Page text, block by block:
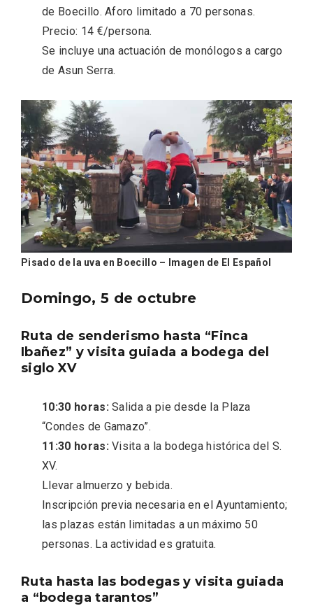
de Boecillo. Aforo limitado a 70 personas.
Precio: 14 €/persona.
Se incluye una actuación de monólogos a cargo
de Asun Serra.
Pisado de la uva en Boecillo – Imagen de El Español
Domingo, 5 de octubre
Ruta de senderismo hasta “Finca
Ibañez” y visita guiada a bodega del
siglo XV
10:30 horas:Salida a pie desde la Plaza
“Condes de Gamazo”.
11:30 horas:Visita a la bodega histórica del S.
XV.
Llevar almuerzo y bebida.
Inscripción previa necesaria en el Ayuntamiento;
las plazas están limitadas a un máximo 50
personas. La actividad es gratuita.
Ruta hasta las bodegas y visita guiada
a “bodega tarantos”
IV Edición del Festival de Narración Oral,
Memoria, Tierra y Voz
Fiesta de Primavera 2026 en la Ruta del
Vino de Cigales